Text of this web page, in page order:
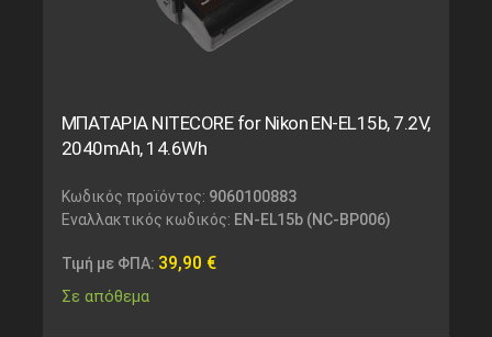
ΜΠΑΤΑΡΙΑ NITECORE for Nikon EN-EL15b, 7.2V,
2040mAh, 14.6Wh
Κωδικός προϊόντος: 9060100883
Εναλλακτικός κωδικός: EN-EL15b (NC-BP006)
Τιμή με ΦΠΑ: 39,90 €
Σε απόθεμα